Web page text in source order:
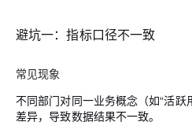
避坑一：指标口径不一致
常见现象
不同部门对同一业务概念（如“活
差异，导致数据结果不一致。